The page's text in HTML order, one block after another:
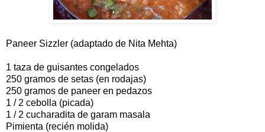
Paneer Sizzler (adaptado de Nita Mehta)
1 taza de guisantes congelados
250 gramos de setas (en rodajas)
250 gramos de paneer en pedazos
1 / 2 cebolla (picada)
1 / 2 cucharadita de garam masala
Pimienta (recién molida)